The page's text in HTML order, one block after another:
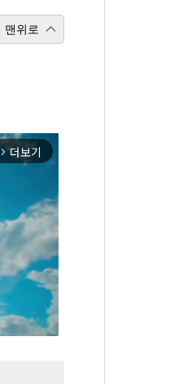
맨위로
arrow_forward_ios 더보기